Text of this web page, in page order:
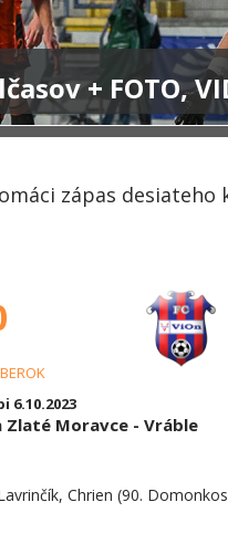
+ FOTO,
zápas desiateho
6.10.2023
Zlaté Moravce - Vráble
Chrien (90.